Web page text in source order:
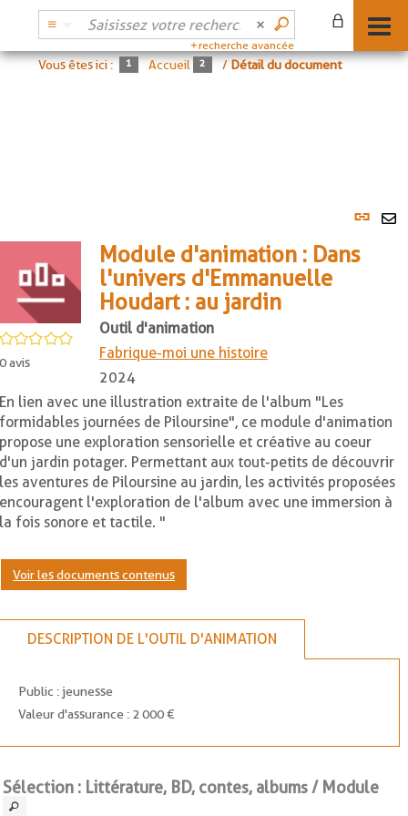
recherche avancée
Vous êtes ici : Accueil /Détail du document
Lien
5
0avis
Module d'animation : Dans
l'univers d'Emmanuelle
Houdart : au jardin
Outil d'animation
Fabrique-moi une histoire
2024
En lien avec une illustration extraite de l'album "Les
formidables journées de Piloursine", ce module d'animation
propose une exploration sensorielle et créative au coeur
d'un jardin potager. Permettant aux tout-petits de découvrir
les aventures de Piloursine au jardin, les activités proposées
encouragent l'exploration de l'album avec une immersion à
la fois sonore et tactile. "
Voir les documents contenus
DESCRIPTION DE L'OUTIL D'ANIMATION
Public : jeunesse
Valeur d'assurance : 2 000 €
Sélection : Littérature, BD, contes, albums / Module